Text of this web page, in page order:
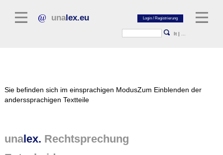
unalex.eu
lt |
Sie befinden sich im einsprachigen ModusZum Einblenden der
anderssprachigen Textteile
unalex. Rechtsprechung